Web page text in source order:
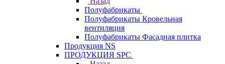
Полуфабрикаты
Полуфабрикаты Кровельная
вентиляция
Полуфабрикаты Фасадная плитка
Продукция NS
ПРОДУКЦИЯ SPC